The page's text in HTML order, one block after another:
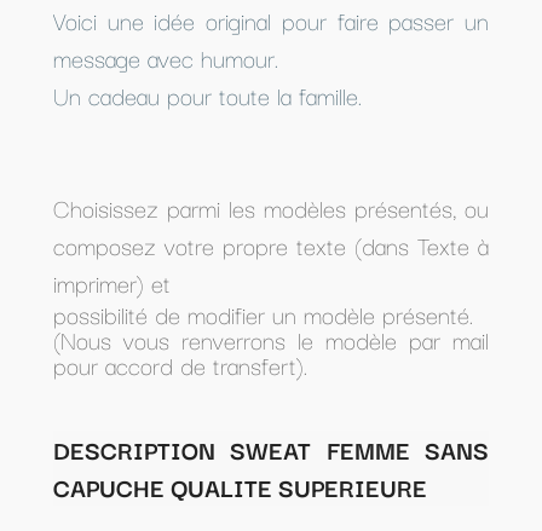
Voici une idée original pour faire passer un
message avec humour.
Un cadeau pour toute la famille.
Choisissez parmi les modèles présentés, ou
composez votre propre texte (dans Texte à
imprimer) et
possibilité de modifier un modèle présenté.
(Nous vous renverrons le modèle par mail
pour accord de transfert).
DESCRIPTION SWEAT FEMME SANS
CAPUCHE QUALITE SUPERIEURE